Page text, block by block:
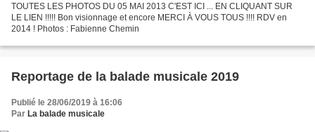
TOUTES LES PHOTOS DU 05 MAI 2013 C'EST ICI ... EN CLIQUANT SUR
LE LIEN !!!!! Bon visionnage et encore MERCI À VOUS TOUS !!!! RDV en
2014 ! Photos : Fabienne Chemin
Reportage de la balade musicale 2019
Publié le 28/06/2019 à 16:06
Par La balade musicale